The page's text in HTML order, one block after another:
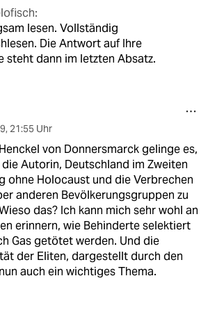
lesen. Vollständig
Die Antwort auf Ihre
steht dann im letzten Absatz.
, 21:55 Uhr
von Donnersmarck gelinge es,
Autorin, Deutschland im Zweiten
ohne Holocaust und die Verbrechen
anderen Bevölkerungsgruppen zu
das? Ich kann mich sehr wohl an
erinnern, wie Behinderte selektiert
Gas getötet werden. Und die
der Eliten, dargestellt durch den
auch ein wichtiges Thema.